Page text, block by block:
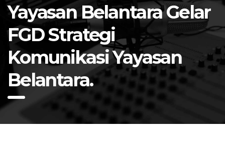
Yayasan Belantara Gelar
FGD Strategi
Komunikasi Yayasan
Belantara.